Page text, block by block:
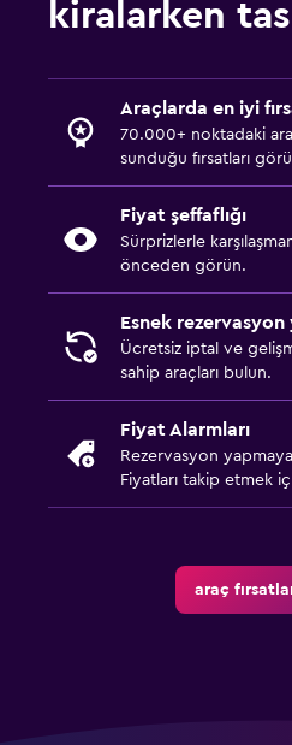
kiralarken
Araçlarda en iyi
70.000+ noktadaki
sunduğu fırsatları
Fiyat şeffaflığı
Sürprizlerle
önceden görün.
Esnek rezervasyon
Ücretsiz iptal ve
sahip araçları bulun.
Fiyat Alarmları
Rezervasyon
Fiyatları takip etmek
araç